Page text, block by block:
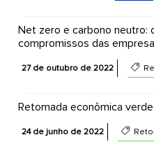
Net zero e carbono neutro:
compromissos das
27 de outubro de 2022
Retomada econômica
24 de junho de 2022